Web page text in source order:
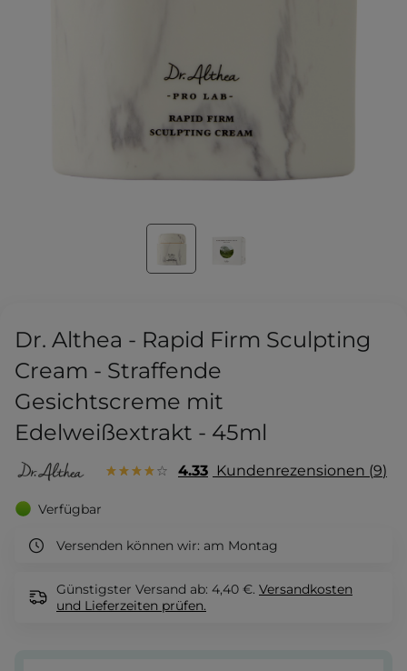
Dr. Althea - Rapid Firm Sculpting
Cream - Straffende
Gesichtscreme mit
Edelweißextrakt - 45ml
4.33 Kundenrezensionen 9
Verfügbar
Versenden können wir: am Montag
Günstigster Versand ab: 4,40 €. Versandkosten
und Lieferzeiten prüfen.